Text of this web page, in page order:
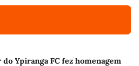
do Ypiranga FC fez homenagem